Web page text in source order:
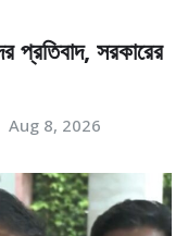
প্রতিবাদ, সরকারের
Aug 8, 2026